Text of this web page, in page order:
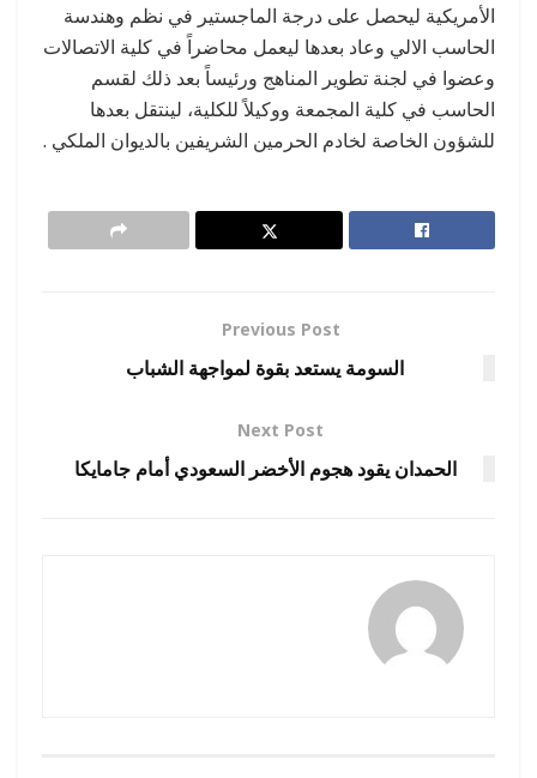
الأمريكية ليحصل على درجة الماجستير في نظم وهندسة
الحاسب الالي وعاد بعدها ليعمل محاضراً في كلية الاتصالات
وعضوا في لجنة تطوير المناهج ورئيساً بعد ذلك لقسم
الحاسب في كلية المجمعة ووكيلاً للكلية، لينتقل بعدها
للشؤون الخاصة لخادم الحرمين الشريفين بالديوان الملكي .
Previous Post
السومة يستعد بقوة لمواجهة الشباب
Next Post
الحمدان يقود هجوم الأخضر السعودي أمام جامايكا